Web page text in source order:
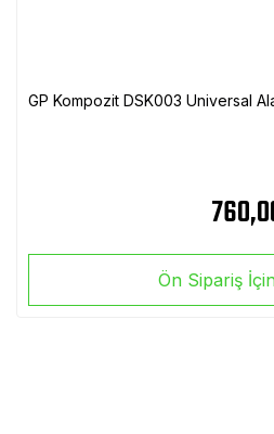
GP Kompozit DSK003 Universal
Ön Sipariş